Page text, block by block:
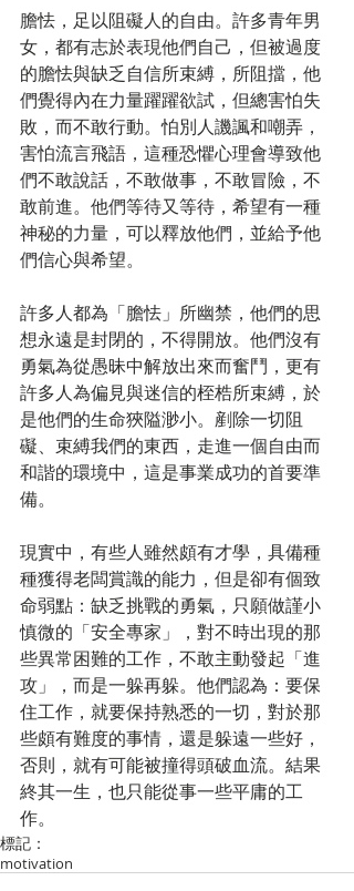
膽怯，足以阻礙人的自由。許多青年男
女，都有志於表現他們自己，但被過度
的膽怯與缺乏自信所束縛，所阻擋，他
們覺得內在力量躍躍欲試，但總害怕失
敗，而不敢行動。怕別人譏諷和嘲弄，
害怕流言飛語，這種恐懼心理會導致他
們不敢說話，不敢做事，不敢冒險，不
敢前進。他們等待又等待，希望有一種
神秘的力量，可以釋放他們，並給予他
們信心與希望。
許多人都為「膽怯」所幽禁，他們的思
想永遠是封閉的，不得開放。他們沒有
勇氣為從愚昧中解放出來而奮鬥，更有
許多人為偏見與迷信的桎梏所束縛，於
是他們的生命狹隘渺小。剷除一切阻
礙、束縛我們的東西，走進一個自由而
和諧的環境中，這是事業成功的首要準
備。
現實中，有些人雖然頗有才學，具備種
種獲得老闆賞識的能力，但是卻有個致
命弱點：缺乏挑戰的勇氣，只願做謹小
慎微的「安全專家」，對不時出現的那
些異常困難的工作，不敢主動發起「進
攻」，而是一躲再躲。他們認為：要保
住工作，就要保持熟悉的一切，對於那
些頗有難度的事情，還是躲遠一些好，
否則，就有可能被撞得頭破血流。結果
終其一生，也只能從事一些平庸的工
作。
標記：
motivation